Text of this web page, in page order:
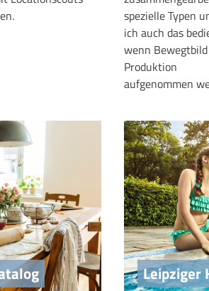
spezielle Typen
ich auch das
wenn
Produktion
aufgenommen
Leipziger